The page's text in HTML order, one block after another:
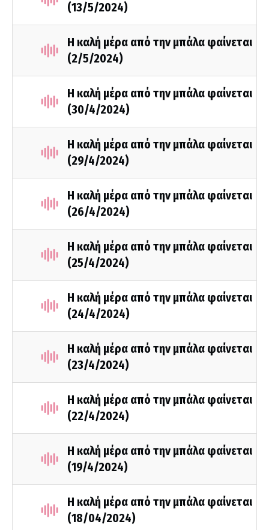
(13/5/2024)
Η καλή μέρα από την μπάλα φαίνεται
(2/5/2024)
Η καλή μέρα από την μπάλα φαίνεται
(30/4/2024)
Η καλή μέρα από την μπάλα φαίνεται
(29/4/2024)
Η καλή μέρα από την μπάλα φαίνεται
(26/4/2024)
Η καλή μέρα από την μπάλα φαίνεται
(25/4/2024)
Η καλή μέρα από την μπάλα φαίνεται
(24/4/2024)
Η καλή μέρα από την μπάλα φαίνεται
(23/4/2024)
Η καλή μέρα από την μπάλα φαίνεται
(22/4/2024)
Η καλή μέρα από την μπάλα φαίνεται
(19/4/2024)
Η καλή μέρα από την μπάλα φαίνεται
(18/04/2024)